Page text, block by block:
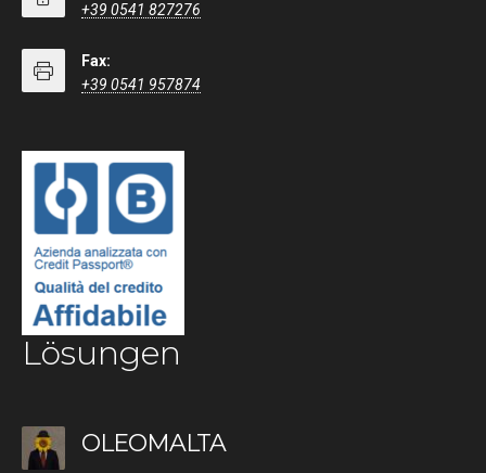
+39 0541 827276
Fax:
+39 0541 957874
Lösungen
OLEOMALTA